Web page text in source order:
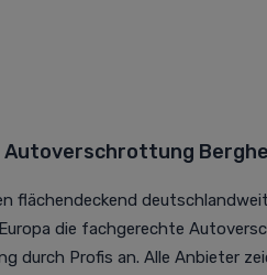
Autoverschrottung
flächendeckend
die fachgerechte
durch Profis an. Alle Anbieter